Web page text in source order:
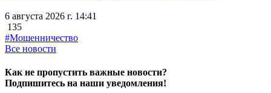
6 августа 2026 г. 14:41
135
#Мошенничество
Все новости
Как не пропустить важные новости?
Подпишитесь на наши уведомления!